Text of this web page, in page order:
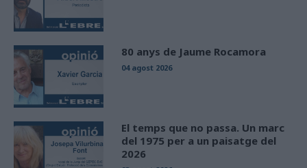
80 anys de Jaume Rocamora
04 agost 2026
El temps que no passa. Un marc
del 1975 per a un paisatge del
2026